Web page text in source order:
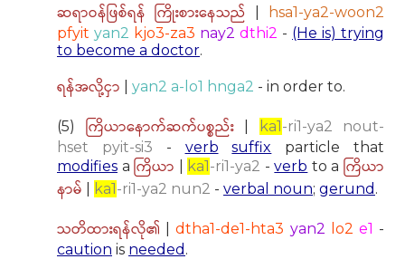
ဆရာဝန်ဖြစ်ရန် ကြိုးစားနေသည်
hsa1-ya2-woon2
pfyit yan2 kjo3-za3 nay2 dthi2 - (He is) trying
to become a doctor.
ရန်အလို့ငှာ yan2 a-lo1 hnga2 - in order to.
(5) ကြိယာနောက်ဆက်ပစ္စည်း| ka1-ri1-ya2 nout-
hset pyit-si3 - verb suffix particle that
modifies aကြိယာ ka1-ri1-ya2 -verb to aကြိယာ
နာမ်
ka1-ri1-ya2 nun2 - verbal noun; gerund .
သတိထားရန်လို၏ |dtha1-de1-hta3 yan2 lo2 e1 -
caution is needed .